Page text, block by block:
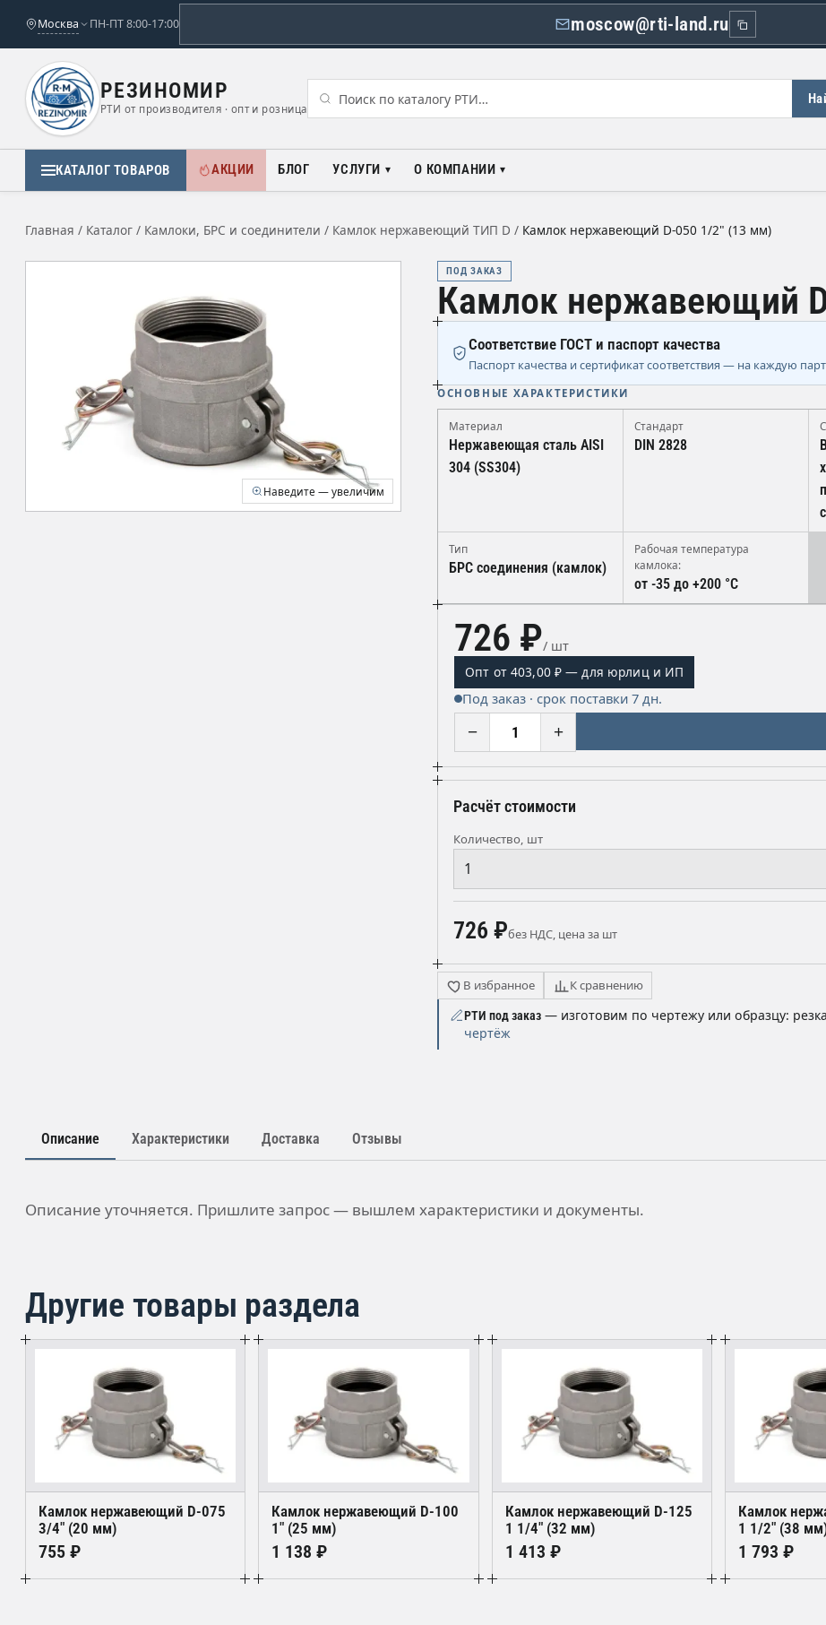
Москва ПН-ПТ 8:00-17:00 moscow@rti-land.ru
РЕЗИНОМИР
РТИ от производителя · опт и розница
КАТАЛОГ ТОВАРОВ АКЦИИ БЛОГ УСЛУГИ О КОМПАНИИ
Главная / Каталог / Камлоки, БРС и соединители / Камлок нержавеющий ТИП D / Камлок нержавеющий D-050 1/2" (13 мм)
Наведите — увеличим
ПОД ЗАКАЗ
Камлок нержавеющий
Соответствие ГОСТ и паспорт качества
Паспорт качества и сертификат соответствия — на каждую
ОСНОВНЫЕ ХАРАКТЕРИСТИКИ
Материал
Нержавеющая сталь AISI
304 (SS304)
Стандарт
DIN 2828
Тип
БРС соединения (камлок)
Рабочая температура
камлока:
от -35 до +200 °C
726 ₽/ шт
Опт от 403,00 ₽ — для юрлиц и ИП
Под заказ · срок поставки 7 дн.
− +
Расчёт стоимости
Количество, шт
726 ₽без НДС, цена за шт
В избранное К сравнению
РТИ под заказ — изготовим по чертежу или образцу:
чертёж
Описание Характеристики Доставка Отзывы
Описание уточняется. Пришлите запрос — вышлем характеристики и документы.
Другие товары раздела
Камлок нержавеющий D-075
3/4" (20 мм)
755 ₽
Камлок нержавеющий D-100
1" (25 мм)
1 138 ₽
Камлок нержавеющий D-125
1 1/4" (32 мм)
1 413 ₽
Камлок
1 1/2" (38
1 793 ₽